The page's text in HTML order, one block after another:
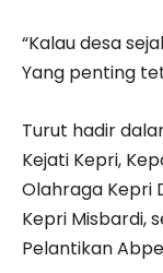
“Kalau desa
Yang penting
Turut hadir
Kejati Kepri,
Olahraga Kepri
Kepri Misbardi,
Pelantikan